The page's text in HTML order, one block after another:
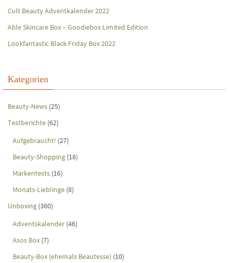
Cult Beauty Adventkalender 2022
Able Skincare Box – Goodiebox Limited Edition
Lookfantastic Black Friday Box 2022
Kategorien
Beauty-News (25)
Testberichte (62)
Aufgebraucht! (27)
Beauty-Shopping (18)
Markentests (16)
Monats-Lieblinge (8)
Unboxing (360)
Adventskalender (46)
Asos Box (7)
Beauty-Box (ehemals Beautesse) (10)